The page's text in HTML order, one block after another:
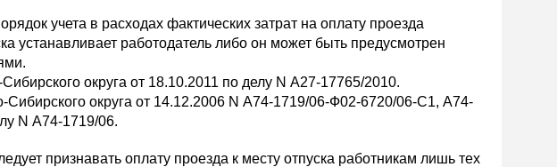
учета в расходах фактических затрат на оплату проезда
устанавливает работодатель либо он может быть предусмотрен
округа от 18.10.2011 по делу N А27-17765/2010.
округа от 14.12.2006 N А74-1719/06-Ф02-6720/06-С1, А74-
N А74-1719/06.
признавать оплату проезда к месту отпуска работникам лишь тех